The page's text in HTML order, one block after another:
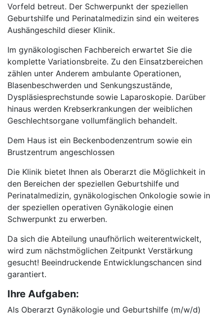
Vorfeld betreut. Der Schwerpunkt der speziellen
Geburtshilfe und Perinatalmedizin sind ein weiteres
Aushängeschild dieser Klinik.
Im gynäkologischen Fachbereich erwartet Sie die
komplette Variationsbreite. Zu den Einsatzbereichen
zählen unter Anderem ambulante Operationen,
Blasenbeschwerden und Senkungszustände,
Dyspläsiesprechstunde sowie Laparoskopie. Darüber
hinaus werden Krebserkrankungen der weiblichen
Geschlechtsorgane vollumfänglich behandelt.
Dem Haus ist ein Beckenbodenzentrum sowie ein
Brustzentrum angeschlossen
Die Klinik bietet Ihnen als Oberarzt die Möglichkeit in
den Bereichen der speziellen Geburtshilfe und
Perinatalmedizin, gynäkologischen Onkologie sowie in
der speziellen operativen Gynäkologie einen
Schwerpunkt zu erwerben.
Da sich die Abteilung unaufhörlich weiterentwickelt,
wird zum nächstmöglichen Zeitpunkt Verstärkung
gesucht! Beeindruckende Entwicklungschancen sind
garantiert.
Ihre Aufgaben:
Als Oberarzt Gynäkologie und Geburtshilfe (m/w/d)